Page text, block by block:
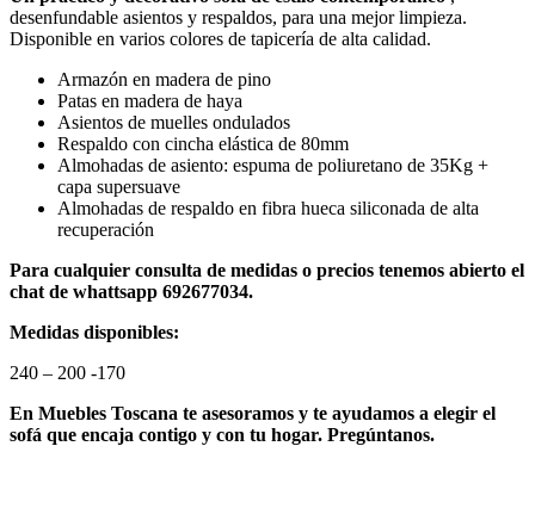
desenfundable asientos y respaldos, para una mejor limpieza.
Disponible en varios colores de tapicería de alta calidad.
Armazón en madera de pino
Patas en madera de haya
Asientos de muelles ondulados
Respaldo con cincha elástica de 80mm
Almohadas de asiento: espuma de poliuretano de 35Kg +
capa supersuave
Almohadas de respaldo en fibra hueca siliconada de alta
recuperación
Para cualquier consulta de medidas o precios tenemos abierto el
chat de whattsapp 692677034.
Medidas disponibles:
240 – 200 -170
En Muebles Toscana te asesoramos y te ayudamos a elegir el
sofá que encaja contigo y con tu hogar. Pregúntanos.